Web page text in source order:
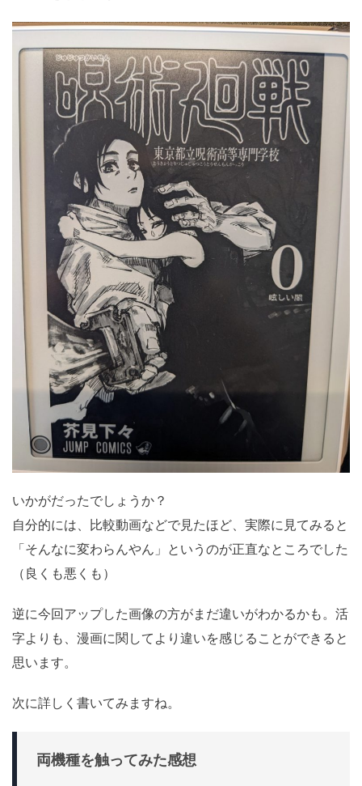
いかがだったでしょうか？
自分的には、比較動画などで見たほど、実際に見てみると
「そんなに変わらんやん」というのが正直なところでした
（良くも悪くも）
逆に今回アップした画像の方がまだ違いがわかるかも。活
字よりも、漫画に関してより違いを感じることができると
思います。
次に詳しく書いてみますね。
両機種を触ってみた感想